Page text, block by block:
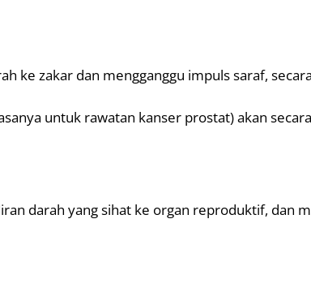
ke zakar dan mengganggu impuls saraf,
untuk rawatan kanser prostat) akan
darah yang sihat ke organ reproduktif, dan